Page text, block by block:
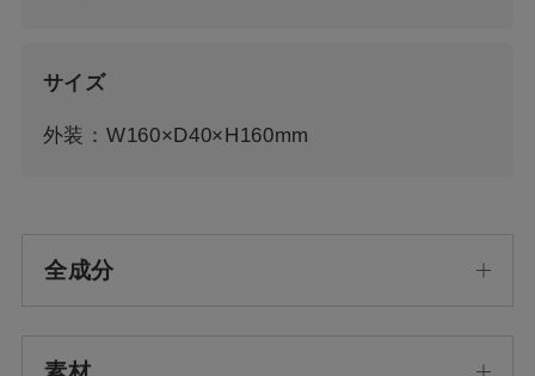
サイズ
外装：W160×D40×H160mm
全成分